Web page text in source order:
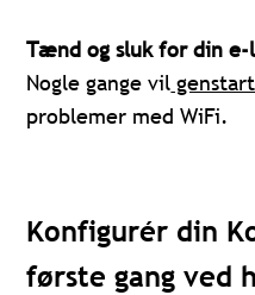
Tænd og sluk for din
Nogle gange vil
problemer med WiFi.
Konfigurér din
første gang ved